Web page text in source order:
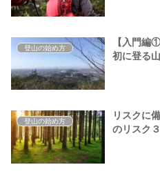
登山の始め方
【入門編
初に登る
登山の始め方
リスクに
のリスク